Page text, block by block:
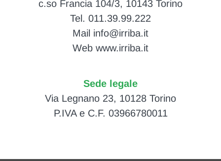
c.so Francia 104/3, 10143 Torino
Tel. 011.39.99.222
Mail info@irriba.it
Web www.irriba.it
Sede legale
Via Legnano 23, 10128 Torino
P.IVA e C.F. 03966780011